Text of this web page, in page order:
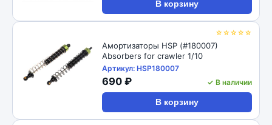
В корзину
☆☆☆☆☆
Амортизаторы HSP (#180007)
Absorbers for crawler 1/10
Артикул: HSP180007
690 ₽ ✓ В наличии
В корзину